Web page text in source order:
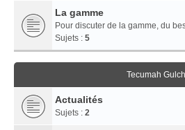
La gamme
Pour discuter de la gamme, du
Sujets : 5
Tecumah Gulch
Actualités
Sujets : 2